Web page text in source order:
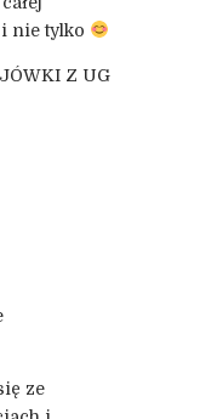
nie tylko
Z UG
ze